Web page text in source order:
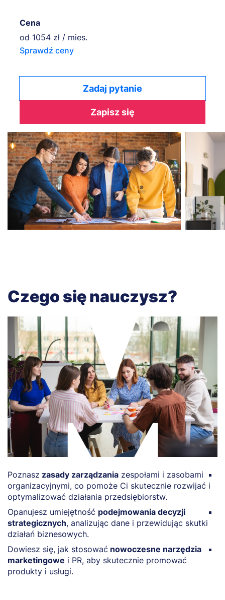
Cena
od 1054 zł / mies.
Sprawdź ceny
Zadaj pytanie
Zapisz się
Czego się nauczysz?
Poznasz zasady zarządzania zespołami i zasobami
organizacyjnymi, co pomoże Ci skutecznie rozwijać i
optymalizować działania przedsiębiorstw.
Opanujesz umiejętność podejmowania decyzji
strategicznych, analizując dane i przewidując skutki
działań biznesowych.
Dowiesz się, jak stosować nowoczesne narzędzia
marketingowe i PR, aby skutecznie promować
produkty i usługi.